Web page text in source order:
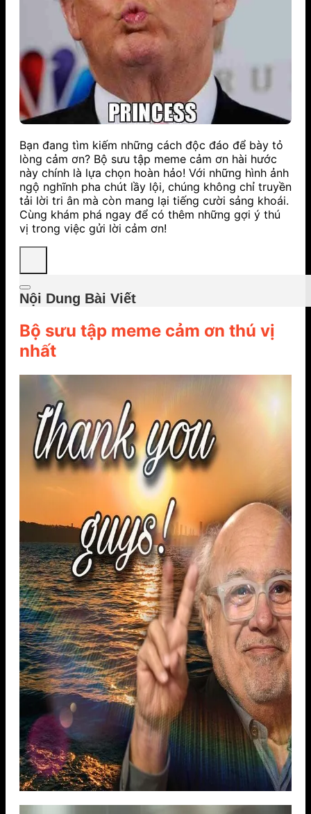
Bạn đang tìm kiếm những cách độc đáo để bày tỏ
lòng cảm ơn? Bộ sưu tập meme cảm ơn hài hước
này chính là lựa chọn hoàn hảo! Với những hình ảnh
ngộ nghĩnh pha chút lầy lội, chúng không chỉ truyền
tải lời tri ân mà còn mang lại tiếng cười sảng khoái.
Cùng khám phá ngay để có thêm những gợi ý thú
vị trong việc gửi lời cảm ơn!
Nội Dung Bài Viết
Bộ sưu tập meme cảm ơn thú vị
nhất